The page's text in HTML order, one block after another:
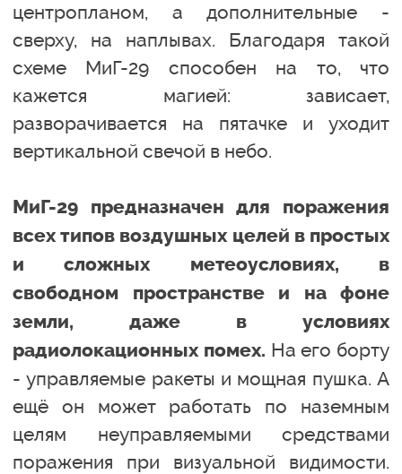
центропланом, а дополнительные -
сверху, на наплывах. Благодаря такой
схеме МиГ-29 способен на то, что
кажется магией: зависает,
разворачивается на пятачке и уходит
вертикальной свечой в небо.
МиГ-29 предназначен для поражения
всех типов воздушных целей в простых
и сложных метеоусловиях, в
свободном пространстве и на фоне
земли, даже в условиях
радиолокационных помех. На его борту
- управляемые ракеты и мощная пушка. А
ещё он может работать по наземным
целям неуправляемыми средствами
поражения при визуальной видимости.